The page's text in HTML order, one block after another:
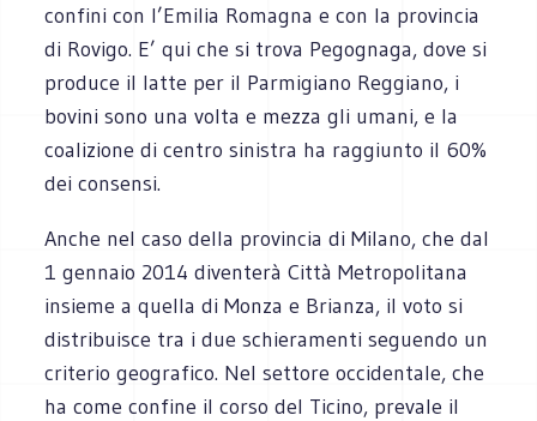
confini con l’Emilia Romagna e con la provincia
di Rovigo. E’ qui che si trova Pegognaga, dove si
produce il latte per il Parmigiano Reggiano, i
bovini sono una volta e mezza gli umani, e la
coalizione di centro sinistra ha raggiunto il 60%
dei consensi.
Anche nel caso della provincia di Milano, che dal
1 gennaio 2014 diventerà Città Metropolitana
insieme a quella di Monza e Brianza, il voto si
distribuisce tra i due schieramenti seguendo un
criterio geografico. Nel settore occidentale, che
ha come confine il corso del Ticino, prevale il